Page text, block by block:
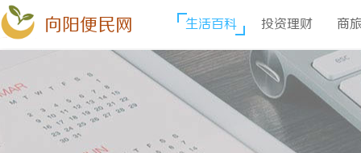
向阳便民网 生活百科 投资理财 商